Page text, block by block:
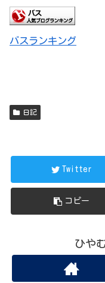
バスランキング
日記
Twitter
コピー
ひや